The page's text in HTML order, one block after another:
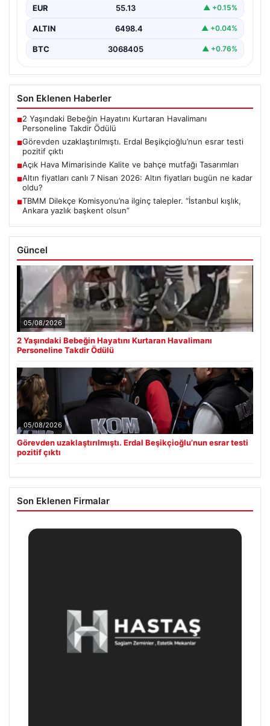
EUR 55.13 ▲ +0.15%
ALTIN 6498.4 ▲ +0.04%
BTC 3068405 ▲ +0.76%
Son Eklenen Haberler
■2 Yaşındaki Bebeğin Hayatını Kurtaran Havalimanı
Personeline Takdir Ödülü
■Görevden uzaklaştırılmıştı. Erdal Beşikçioğlu’nun esrar testi
pozitif çıktı
■Açık Hava Mimarisinde Kalite ve bahçe mutfağı Tasarımları
■Altın fiyatları canlı 7 Nisan 2026: Altın fiyatları bugün ne kadar
oldu?
■TBMM Dilekçe Komisyonu’na ilginç talepler. “İstanbul kışlık,
Ankara yazlık başkent olsun”
Güncel
05/08/2026
2 Yaşındaki Bebeğin Hayatını Kurtaran Havalimanı
Personeline Takdir Ödülü
05/08/2026
Görevden uzaklaştırılmıştı. Erdal Beşikçioğlu’nun esrar testi
pozitif çıktı
Son Eklenen Firmalar